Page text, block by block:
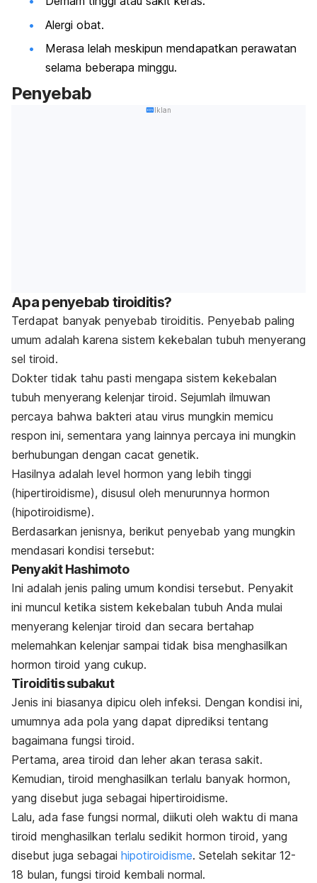
Alergi obat.
Merasa lelah meskipun mendapatkan perawatan
selama beberapa minggu.
Penyebab
Iklan
Apa penyebab tiroiditis?
Terdapat banyak penyebab tiroiditis. Penyebab paling
umum adalah karena sistem kekebalan tubuh menyerang
sel tiroid.
Dokter tidak tahu pasti mengapa sistem kekebalan
tubuh menyerang kelenjar tiroid. Sejumlah ilmuwan
percaya bahwa bakteri atau virus mungkin memicu
respon ini, sementara yang lainnya percaya ini mungkin
berhubungan dengan cacat genetik.
Hasilnya adalah level hormon yang lebih tinggi
(hipertiroidisme), disusul oleh menurunnya hormon
(hipotiroidisme).
Berdasarkan jenisnya, berikut penyebab yang mungkin
mendasari kondisi tersebut:
Penyakit Hashimoto
Ini adalah jenis paling umum kondisi tersebut. Penyakit
ini muncul ketika sistem kekebalan tubuh Anda mulai
menyerang kelenjar tiroid dan secara bertahap
melemahkan kelenjar sampai tidak bisa menghasilkan
hormon tiroid yang cukup.
Tiroiditis subakut
Jenis ini biasanya dipicu oleh infeksi. Dengan kondisi ini,
umumnya ada pola yang dapat diprediksi tentang
bagaimana fungsi tiroid.
Pertama, area tiroid dan leher akan terasa sakit.
Kemudian, tiroid menghasilkan terlalu banyak hormon,
yang disebut juga sebagai hipertiroidisme.
Lalu, ada fase fungsi normal, diikuti oleh waktu di mana
tiroid menghasilkan terlalu sedikit hormon tiroid, yang
disebut juga sebagai hipotiroidisme. Setelah sekitar 12-
18 bulan, fungsi tiroid kembali normal.